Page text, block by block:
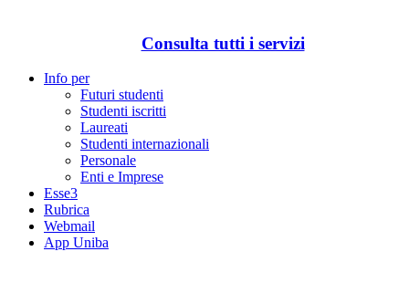
Consulta tutti i servizi
Info per
Futuri studenti
Studenti iscritti
Laureati
Studenti internazionali
Personale
Enti e Imprese
Esse3
Rubrica
Webmail
App Uniba